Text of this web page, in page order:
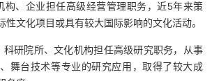
构、企业担任高级经营管理职务，近5年来策
性文化项目或具有较大国际影响的文化活动。
研院所、文化机构担任高级研究职务，从事
舞台技术等专业的研究应用，取得了较大成